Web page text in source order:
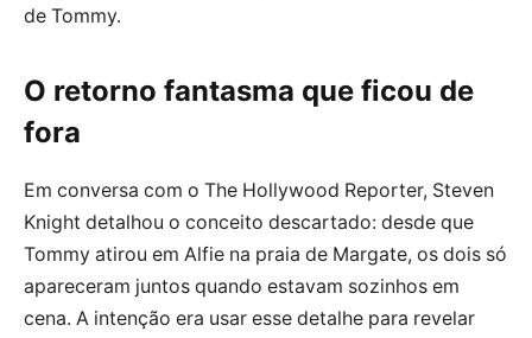
de Tommy.
O retorno fantasma que ficou de
fora
Em conversa com o The Hollywood Reporter, Steven
Knight detalhou o conceito descartado: desde que
Tommy atirou em Alfie na praia de Margate, os dois só
apareceram juntos quando estavam sozinhos em
cena. A intenção era usar esse detalhe para revelar